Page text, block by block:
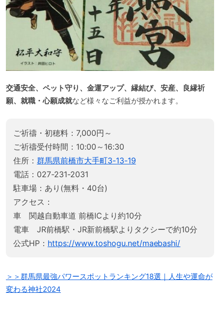
交通安全、ペット守り、金運アップ、縁結び、安産、良縁祈
願、就職・心願成就など様々なご利益が授かれます。
ご祈禱・初穂料：7,000円～
ご祈禱受付時間：10:00～16:30
住所： 群馬県前橋市大手町3-13-19
電話：027-231-2031
駐車場：あり(無料・40台)
アクセス：
車 関越自動車道 前橋ICより約10分
電車 JR前橋駅・JR新前橋駅よりタクシーで約10分
公式HP： https://www.toshogu.net/maebashi/
＞＞群馬県最強パワースポットランキング18選｜人生や運命が
変わる神社2024